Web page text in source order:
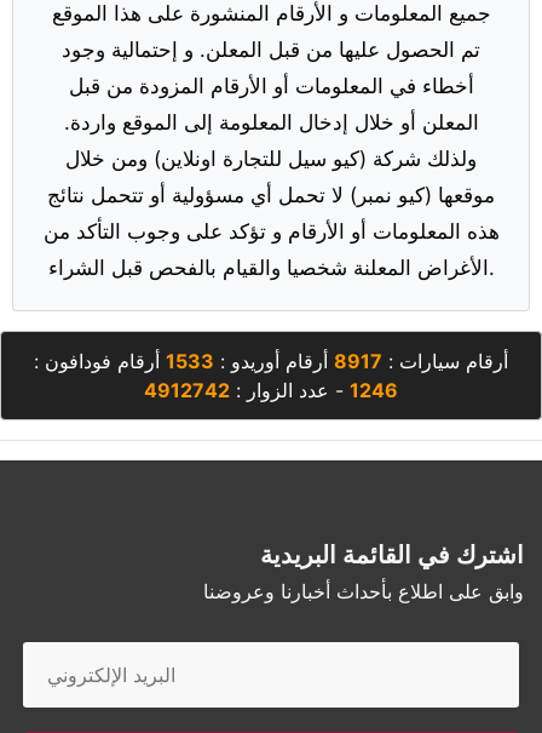
جميع المعلومات و الأرقام المنشورة على هذا الموقع
تم الحصول عليها من قبل المعلن. و إحتمالية وجود
أخطاء في المعلومات أو الأرقام المزودة من قبل
المعلن أو خلال إدخال المعلومة إلى الموقع واردة.
ولذلك شركة (كيو سيل للتجارة اونلاين) ومن خلال
موقعها (كيو نمبر) لا تحمل أي مسؤولية أو تتحمل نتائج
هذه المعلومات أو الأرقام و تؤكد على وجوب التأكد من
الأغراض المعلنة شخصيا والقيام بالفحص قبل الشراء.
أرقام سيارات : 8917 أرقام أوريدو : 1533 أرقام فودافون :
1246 - عدد الزوار : 4912742
اشترك في القائمة البريدية
وابق على اطلاع بأحداث أخبارنا وعروضنا